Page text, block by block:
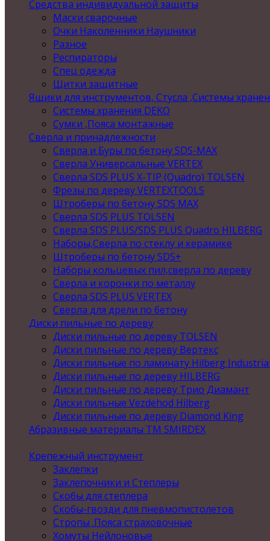
Средства индивидуальной защиты
Маски сварочные
Очки Наколенники Наушники
Разное
Респираторы
Спец одежда
Щитки защитные
Ящики для инструментов, Стусла ,Системы
Системы хранения DEKO
Сумки ,Пояса монтажные
Сверла и принадлежности
Сверла и Буры по бетону SDS-MAX
Сверла Универсальные VERTEX
Сверла SDS PLUS X-TIP (Quadro) TOLSEN
Фрезы по дереву VERTEXTOOLS
Штроберы по бетону SDS MAX
Сверла SDS PLUS TOLSEN
Сверла SDS PLUS/SDS PLUS Quadro HILBERG
Наборы,Сверла по стеклу и керамике
Штроберы по бетону SDS+
Наборы кольцевых пил,сверла по дереву
Сверла и коронки по металлу
Сверла SDS PLUS VERTEX
Сверла для дрели по бетону
Диски пильные по дереву
Диски пильные по дереву TOLSEN
Диски пильные по дереву Вертекс
Диски пильные по ламинату Hilberg
Диски пильные по дереву HILBERG
Диски пильные по дереву Трио Диамант
Диски пильные Vezdehod Hilberg
Диски пильные по дереву Diamond King
Абразивные материалы ТМ SMIRDEX
Крепежный инструмент
Заклепки
Заклепочники и Степлеры
Скобы для степлера
Скобы-гвозди для пневмопистолетов
Стропы .Пояса страховочные
Хомуты Нейлоновые